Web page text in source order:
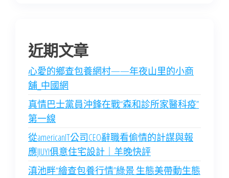
近期文章
心愛的鄉查包養網村——年夜山里的小商
舖_中國網
真情巴士黨員沖鋒在戰“森和診所家醫科疫”
第一線
從americanIT公司CEO辭職看偷情的計謀與報
應JIUYI俱意住宅設計｜羊晚快評
滇池畔“繪查包養行情”綠景 生態美帶動生態